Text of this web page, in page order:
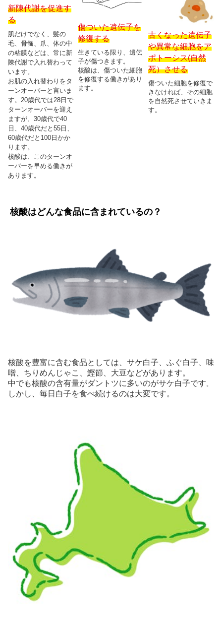
新陳代謝を促進す
る
肌だけでなく、髪の
毛、骨髄、爪、体の中
の粘膜などは、常に新
陳代謝で入れ替わって
います。
お肌の入れ替わりをタ
ーンオーバーと言いま
す。20歳代では28日で
ターンオーバーを迎え
ますが、30歳代で40
日、40歳代だと55日、
60歳代だと100日かか
ります。
核酸は、このターンオ
ーバーを早める働きが
あります。
傷ついた遺伝子を
修復する
生きている限り、遺伝
子が傷つきます。
核酸は、傷ついた細胞
を修復する働きがあり
ます。
古くなった遺伝子
や異常な細胞をア
ポトーシス(自然
死）させる
傷ついた細胞を修復で
きなければ、その細胞
を自然死させていきま
す。
核酸はどんな食品に含まれているの？
核酸を豊富に含む食品としては、サケ白子、ふぐ白子、味
噌、ちりめんじゃこ、鰹節、大豆などがあります。
中でも核酸の含有量がダントツに多いのがサケ白子です。
しかし、毎日白子を食べ続けるのは大変です。